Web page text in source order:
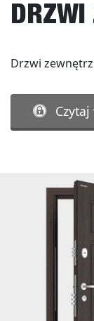
DRZWI
Drzwi